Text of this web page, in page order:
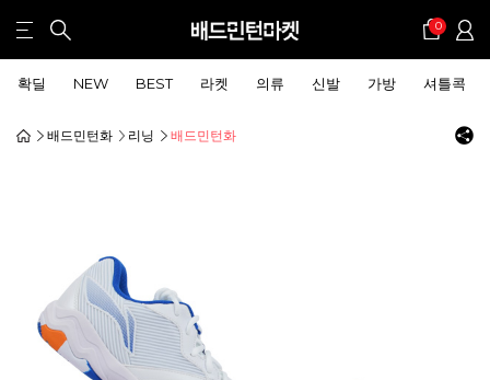
0
확딜 NEW BEST 라켓 의류 신발 가방 셔틀콕
배드민턴화 리닝 배드민턴화